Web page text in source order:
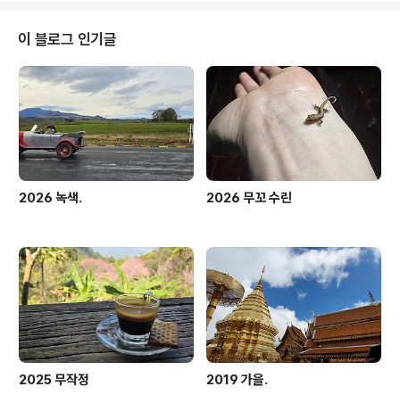
이 블로그 인기글
2026 녹색. 2026 무꼬 수린
2025 무작정 2019 가을.